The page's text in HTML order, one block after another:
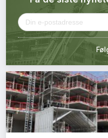
Kontakt oss
Login